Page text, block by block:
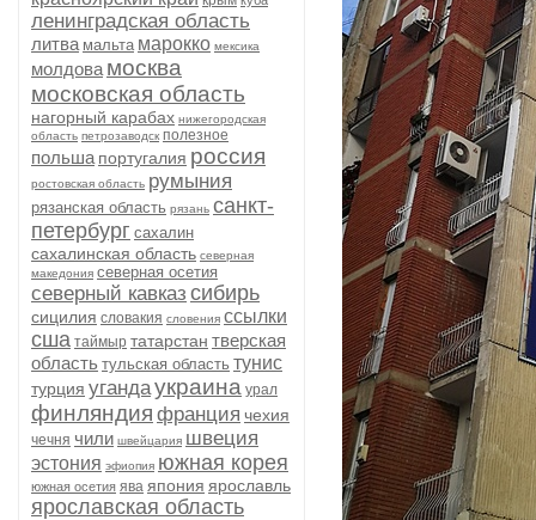
ленинградская область
литва мальта марокко мексика
молдова москва
московская область
нагорный карабах нижегородская
область петрозаводск полезное
польша португалия россия
ростовская область румыния
рязанская область рязань санкт-
петербург сахалин
сахалинская область северная
македония северная осетия
северный кавказ сибирь
сицилия словакия словения ссылки
сша таймыр татарстан тверская
область тульская область тунис
турция угандаукраина урал
финляндия франция чехия
чечня чили швейцария швеция
эстония эфиопия южная корея
южная осетия ява япония ярославль
ярославская область